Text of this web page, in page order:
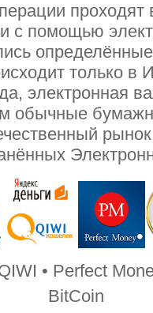
проходят
с помощью
только в
электронная
обычные
• Perfect
BitCoin